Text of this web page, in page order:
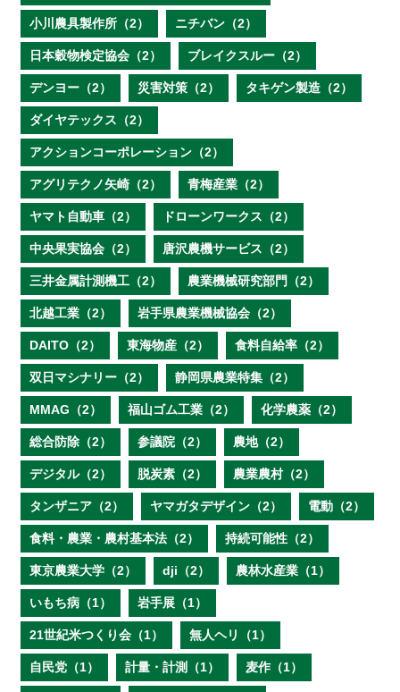
小川農具製作所（2） ニチバン（2）
日本穀物検定協会（2） ブレイクスルー（2）
デンヨー（2） 災害対策（2） タキゲン製造（2）
ダイヤテックス（2）
アクションコーポレーション（2）
アグリテクノ矢崎（2） 青梅産業（2）
ヤマト自動車（2） ドローンワークス（2）
中央果実協会（2） 唐沢農機サービス（2）
三井金属計測機工（2） 農業機械研究部門（2）
北越工業（2） 岩手県農業機械協会（2）
DAITO（2） 東海物産（2） 食料自給率（2）
双日マシナリー（2） 静岡県農業特集（2）
MMAG（2） 福山ゴム工業（2） 化学農薬（2）
総合防除（2） 参議院（2） 農地（2）
デジタル（2） 脱炭素（2） 農業農村（2）
タンザニア（2） ヤマガタデザイン（2） 電動（2）
食料・農業・農村基本法（2） 持続可能性（2）
東京農業大学（2） dji（2） 農林水産業（1）
いもち病（1） 岩手展（1）
21世紀米つくり会（1） 無人ヘリ（1）
自民党（1） 計量・計測（1） 麦作（1）